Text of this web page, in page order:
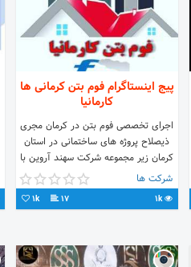
پیج اینستاگرام فوم بتن کرمانی ها
کارمانیا
اجرای تخصصی فوم بتن در کرمان مجری
ذیصلاح پروژه های ساختمانی در استان
کرمان زیر مجموعه شرکت سهند آروین با
مدیریت مهندس اسماعیل پور
تماس:09133407721
شرکت ها
1k
17
1k